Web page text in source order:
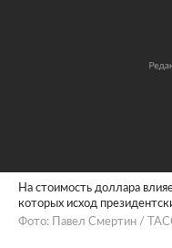
На стоимость доллара
которых исход
Фото: Павел Смертин /